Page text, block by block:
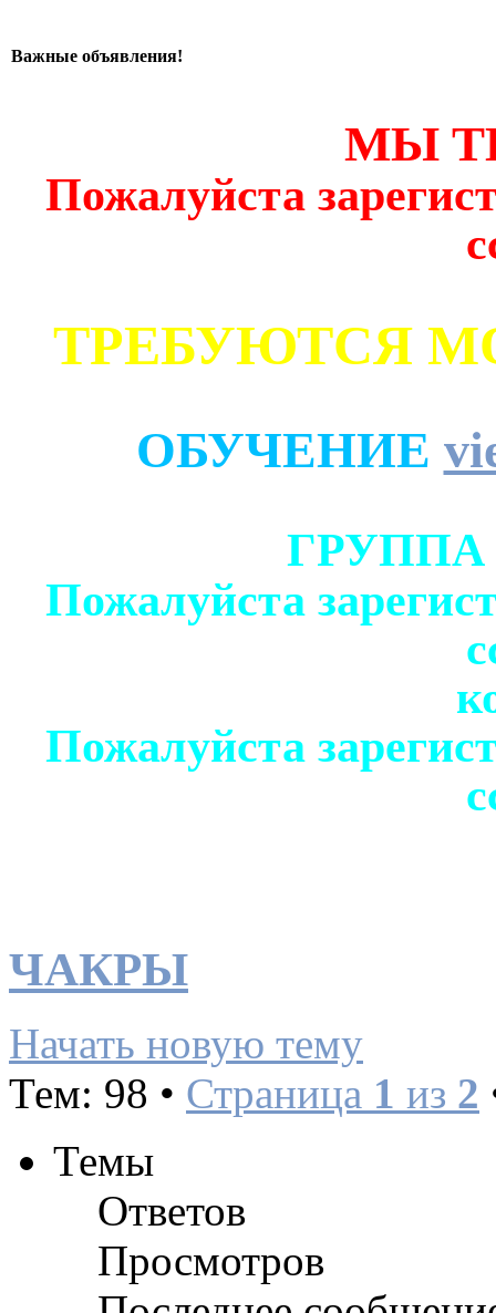
Важные объявления!
МЫ
Пожалуйста
ТРЕБУЮТСЯ
ОБУЧЕНИЕ
Пожалуйста
Пожалуйста
ЧАКРЫ
Начать новую тему
Тем: 98 • Страница 1 из 2
Темы
Ответов
Просмотров